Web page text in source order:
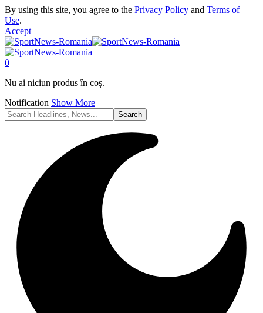
By using this site, you agree to the Privacy Policy and Terms of
Use.
Accept
0
Nu ai niciun produs în coș.
Notification Show More